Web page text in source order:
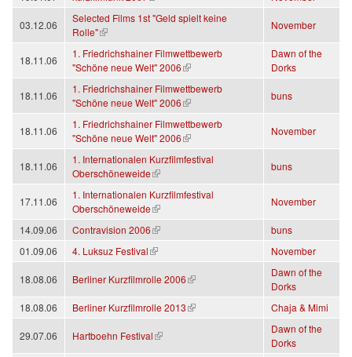
03.12.06
Selected Films 1st "Geld spielt keine
Rolle"
(link is external)
November
18.11.06
1. Friedrichshainer Filmwettbewerb
"Schöne neue Welt" 2006
(link is external)
Dawn of the
Dorks
18.11.06
1. Friedrichshainer Filmwettbewerb
"Schöne neue Welt" 2006
(link is external)
buns
18.11.06
1. Friedrichshainer Filmwettbewerb
"Schöne neue Welt" 2006
(link is external)
November
18.11.06
1. Internationalen Kurzfilmfestival
Oberschöneweide
(link is external)
buns
17.11.06
1. Internationalen Kurzfilmfestival
Oberschöneweide
(link is external)
November
14.09.06 Contravision 2006
(link is external)
buns
01.09.06
4. Luksuz Festival
(link is external) November
18.08.06 Berliner Kurzfilmrolle 2006
(link is external)
Dawn of the
Dorks
18.08.06
Berliner Kurzfilmrolle 2013
(link is external) Chaja & Mimi
29.07.06 Hartboehn Festival
(link is external)
Dawn of the
Dorks